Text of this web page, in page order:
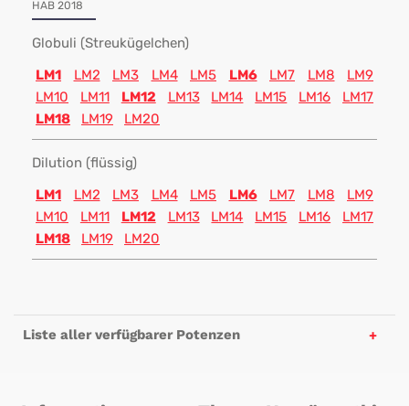
HAB 2018
Globuli (Streukügelchen)
LM1
LM2 LM3 LM4 LM5 LM6 LM7 LM8
LM9
LM10
LM11 LM12 LM13 LM14 LM15 LM16
LM17
LM18
LM19 LM20
Dilution (flüssig)
LM1
LM2 LM3 LM4 LM5 LM6 LM7 LM8
LM9
LM10
LM11 LM12 LM13 LM14 LM15 LM16
LM17
LM18
LM19 LM20
Liste aller verfügbarer Potenzen